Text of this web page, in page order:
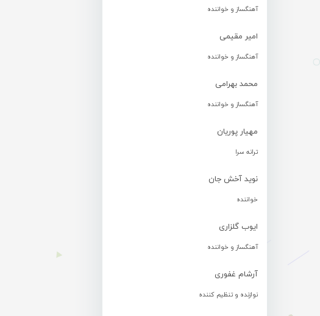
آهنگساز و خواننده
امیر مقیمی
آهنگساز و خواننده
محمد بهرامی
آهنگساز و خواننده
مهیار پوریان
ترانه سرا
نوید آخش جان
خواننده
ایوب گلزاری
آهنگساز و خواننده
آرشام غفوری
نوازنده و تنظیم کننده